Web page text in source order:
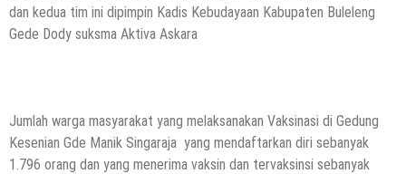
dan kedua tim ini dipimpin Kadis Kebudayaan Kabupaten Buleleng
Gede Dody suksma Aktiva Askara
Jumlah warga masyarakat yang melaksanakan Vaksinasi di Gedung
Kesenian Gde Manik Singaraja yang mendaftarkan diri sebanyak
1.796 orang dan yang menerima vaksin dan tervaksinsi sebanyak